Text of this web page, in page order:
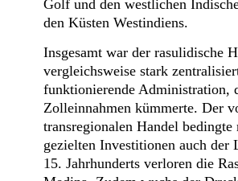
Golf und den westlichen
den Küsten Westindiens.
Insgesamt war der rasulidische
vergleichsweise stark
funktionierende Administration,
Zolleinnahmen kümmerte. Der
transregionalen Handel
gezielten Investitionen auch der
15. Jahrhunderts verloren die